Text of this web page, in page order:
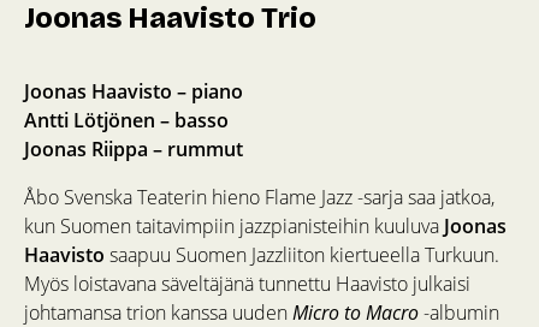
Joonas Haavisto Trio
Joonas Haavisto – piano
Antti Lötjönen – basso
Joonas Riippa – rummut
Åbo Svenska Teaterin hieno Flame Jazz -sarja saa jatkoa,
kun Suomen taitavimpiin jazzpianisteihin kuuluva Joonas
Haavisto saapuu Suomen Jazzliiton kiertueella Turkuun.
Myös loistavana säveltäjänä tunnettu Haavisto julkaisi
johtamansa trion kanssa uudenMicro to Macro-albumin